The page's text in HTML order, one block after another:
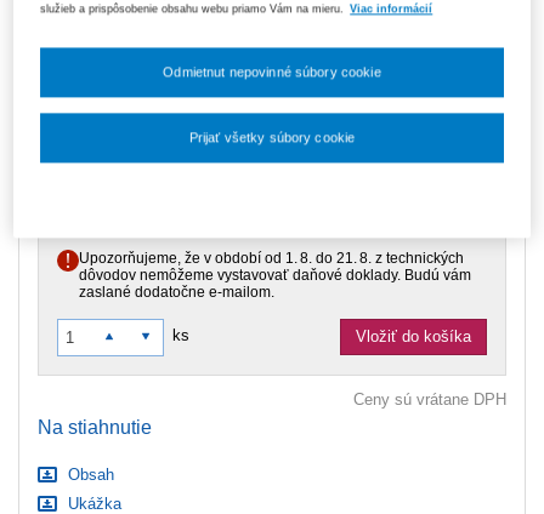
V predaji
E-kniha je dostupná výhradne prostredníctvom aplikácie ASPI
Čo je ASPI Akadémia?
Predplatné 12 mesiacov ASPI Akadémia
V predaji
Upozorňujeme, že v období od 1. 8. do 21. 8. z technických
dôvodov nemôžeme vystavovať daňové doklady. Budú vám
zaslané dodatočne e‑mailom.
ks Vložiť do košíka
Ceny sú vrátane DPH
Na stiahnutie
Obsah
Ukážka
služieb a prispôsobenie obsahu webu priamo Vám na mieru.
Viac informácií
Odmietnut nepovinné súbory cookie
Prijať všetky súbory cookie